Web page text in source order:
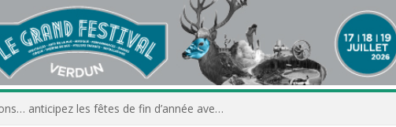
Commerçants, associations… anticipez les fêtes de fin d’année avec Meuz’Info